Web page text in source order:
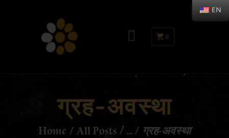
0
ग्रह-अवस्था
Home All Posts ... ग्रह-अवस्था
EN